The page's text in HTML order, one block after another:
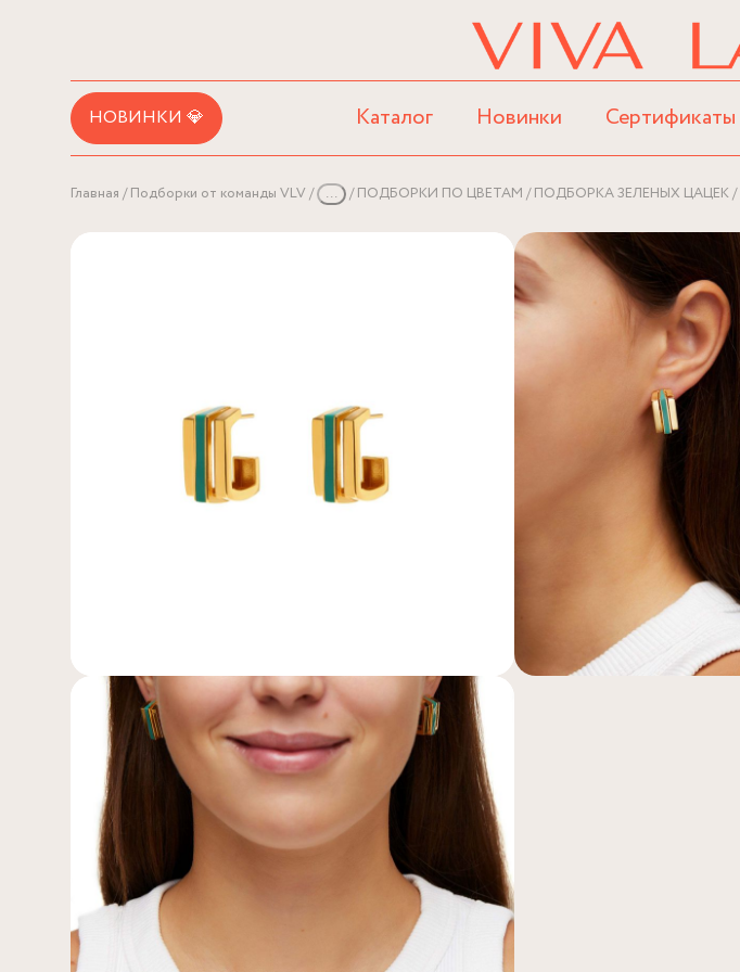
НОВИНКИ 💎 Каталог Новинки Сертификаты
Главная Подборки от команды VLV ... ПОДБОРКИ ПО ЦВЕТАМ ПОДБОРКА ЗЕЛЕНЫХ ЦАЦЕК